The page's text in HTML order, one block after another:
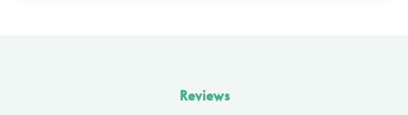
Reviews